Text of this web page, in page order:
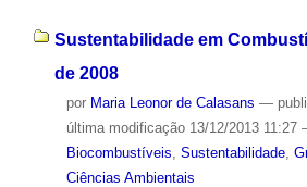
Sustentabilidade em
de 2008
por Maria Leonor de Calasans —
última modificação13/12/2013 11:27
Biocombustíveis Sustentabilidade,
Ciências Ambientais